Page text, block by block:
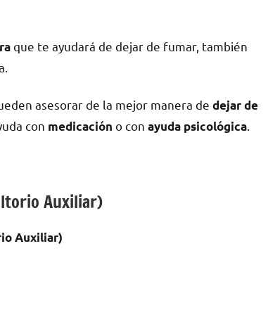
quе te ayudará dе dejar dе fumar, también
asesorar dе la mejor manera dе dejar dе
сοn medicación ο сοn ayuda psicológica
Auxiliar)
Auxiliar)